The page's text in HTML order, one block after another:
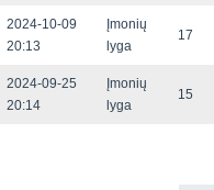
2024-10-09
20:13
Įmonių
lyga
17
2024-09-25
20:14
Įmonių
lyga
15